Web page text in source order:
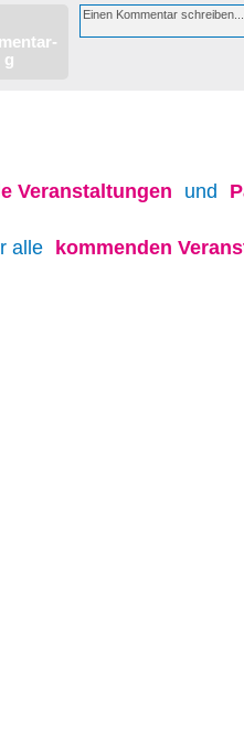
Veranstaltungen und
alle
kommenden